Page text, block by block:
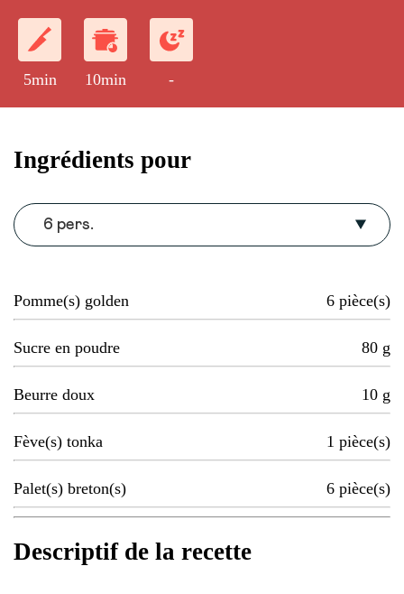
5min 10min -
Ingrédients pour
6 pers.
Pomme(s) golden 6 pièce(s)
Sucre en poudre 80 g
Beurre doux 10 g
Fève(s) tonka 1 pièce(s)
Palet(s) breton(s) 6 pièce(s)
Descriptif de la recette